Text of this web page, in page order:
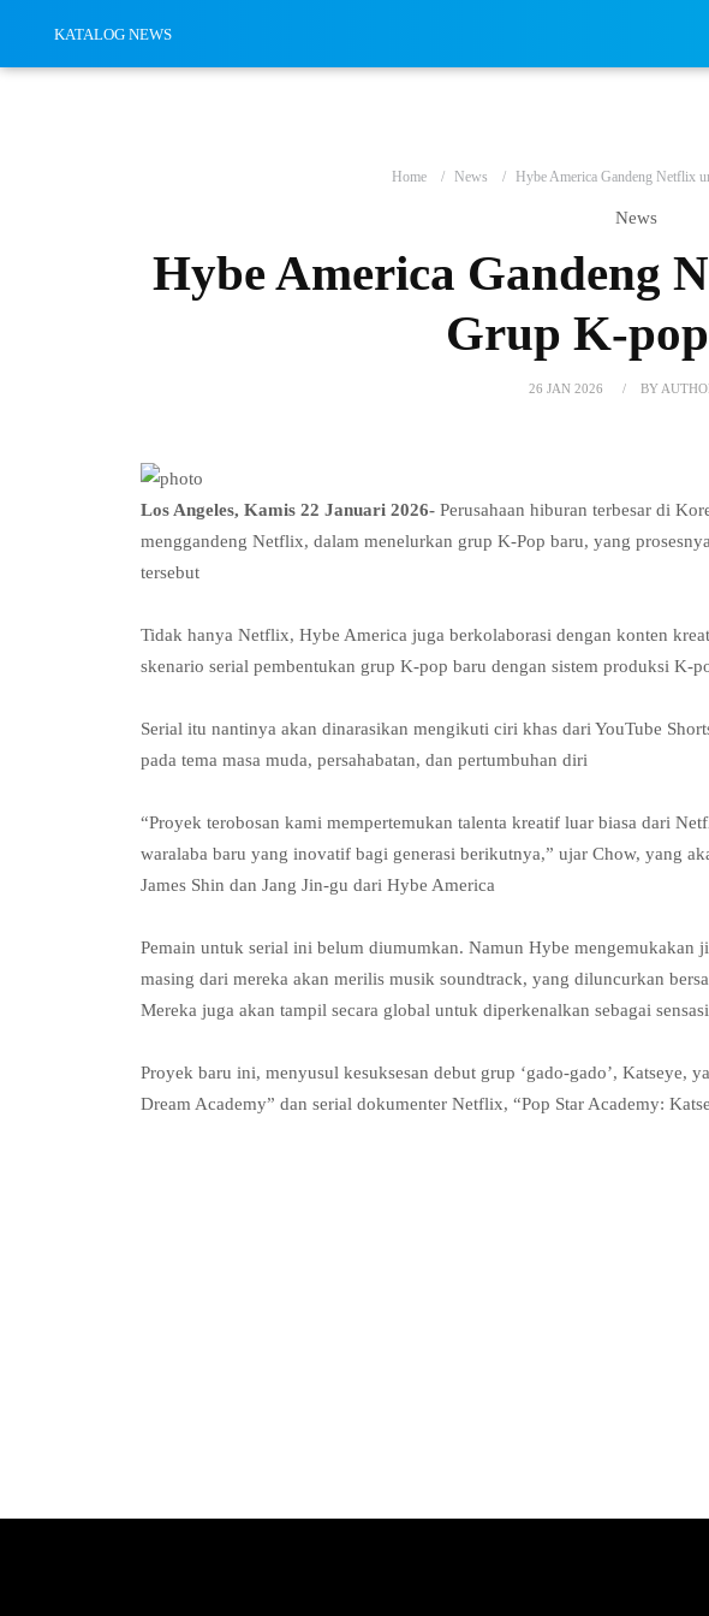
KATALOG NEWS
Home News Hybe America Gandeng Netflix
News
Hybe America Gandeng
Grup K-
26 JAN 2026 BY
Los Angeles, Kamis 22 Januari 2026- Perusahaan hiburan terbesar di
menggandeng Netflix, dalam menelurkan grup K-Pop baru, yang
tersebut
Tidak hanya Netflix, Hybe America juga berkolaborasi dengan konten
skenario serial pembentukan grup K-pop baru dengan sistem produksi K-
Serial itu nantinya akan dinarasikan mengikuti ciri khas dari YouTube
pada tema masa muda, persahabatan, dan pertumbuhan diri
“Proyek terobosan kami mempertemukan talenta kreatif luar biasa dari
waralaba baru yang inovatif bagi generasi berikutnya,” ujar Chow, yang
James Shin dan Jang Jin-gu dari Hybe America
Pemain untuk serial ini belum diumumkan. Namun Hybe mengemukakan
masing dari mereka akan merilis musik soundtrack, yang diluncurkan
Mereka juga akan tampil secara global untuk diperkenalkan sebagai
Proyek baru ini, menyusul kesuksesan debut grup ‘gado-gado’, Katseye,
Dream Academy” dan serial dokumenter Netflix, “Pop Star Academy: